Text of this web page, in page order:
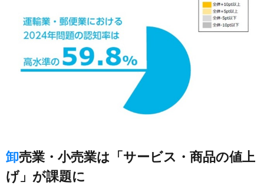
卸売業・小売業は「サービス・商品の値上
げ」が課題に